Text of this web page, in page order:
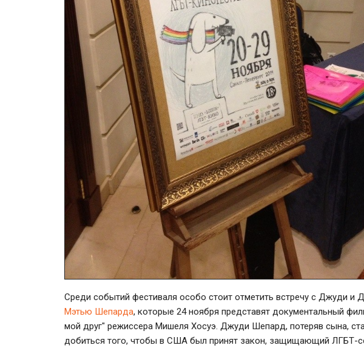
Среди событий фестиваля особо стоит отметить встречу с Джуди и
Мэтью Шепарда, которые 24 ноября представят документальный
мой друг" режиссера Мишеля Хосуэ. Джуди Шепард, потеряв сына,
добиться того, чтобы в США был принят закон, защищающий ЛГБТ-